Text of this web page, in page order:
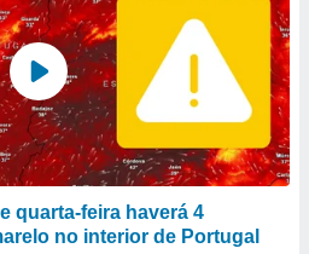
quarta-feira haverá 4
no interior de Portugal